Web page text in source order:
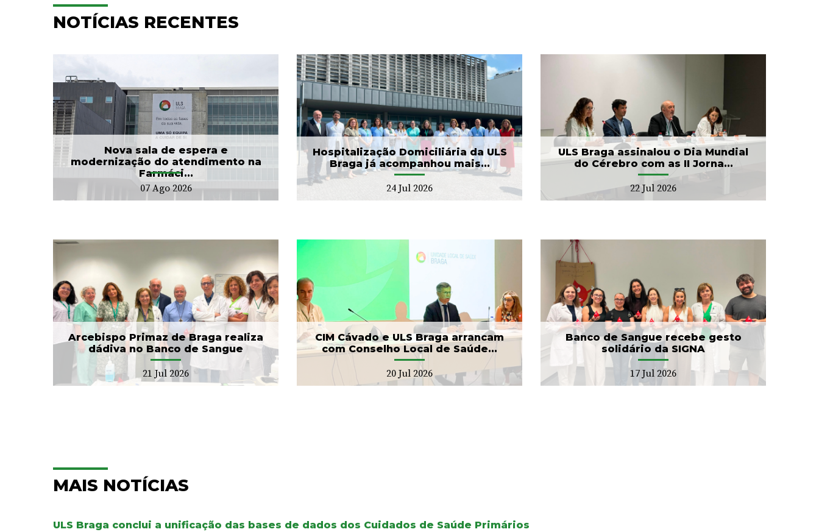
NOTÍCIAS RECENTES
Nova sala de espera e
modernização do atendimento na
Farmáci...
07 Ago 2026
Hospitalização Domiciliária da ULS
Braga já acompanhou mais...
24 Jul 2026
Hospitalização
Domiciliária da ULS Braga
já acompanhou mais...
24 Jul 2026
ULS Braga assinalou o Dia Mundial
do Cérebro com as II Jorna...
22 Jul 2026
ULS Braga assinalou o Dia
Mundial do Cérebro com
as II Jorna...
22 Jul 2026
Arcebispo Primaz de Braga realiza
dádiva no Banco de Sangue
21 Jul 2026
CIM Cávado e ULS Braga arrancam
com Conselho Local de Saúde...
20 Jul 2026
CIM Cávado e ULS Braga
arrancam com Conselho
Local de Saúde...
20 Jul 2026
Banco de Sangue recebe gesto
solidário da SIGNA
17 Jul 2026
Banco de Sangue recebe
gesto solidário da SIGNA
17 Jul 2026
MAIS NOTÍCIAS
ULS Braga conclui a unificação das bases de dados dos Cuidados de Saúde Primários